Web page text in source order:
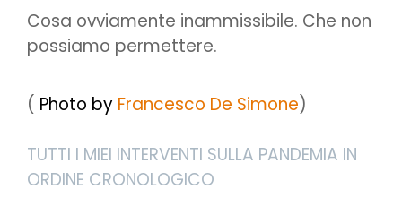
Cosa ovviamente inammissibile. Che non
possiamo permettere.
( Photo by Francesco De Simone)
TUTTI I MIEI INTERVENTI SULLA PANDEMIA IN
ORDINE CRONOLOGICO